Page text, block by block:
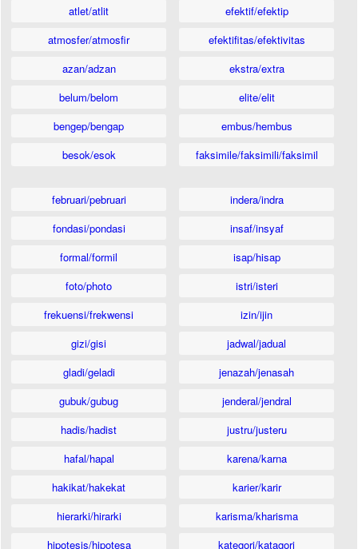
atlet/atlit
atmosfer/atmosfir
azan/adzan
belum/belom
bengep/bengap
besok/esok
efektif/efektip
efektifitas/efektivitas
ekstra/extra
elite/elit
embus/hembus
faksimile/faksimili/faksimil
februari/pebruari
fondasi/pondasi
formal/formil
foto/photo
frekuensi/frekwensi
gizi/gisi
gladi/geladi
gubuk/gubug
hadis/hadist
hafal/hapal
hakikat/hakekat
hierarki/hirarki
hipotesis/hipotesa
indera/indra
insaf/insyaf
isap/hisap
istri/isteri
izin/ijin
jadwal/jadual
jenazah/jenasah
jenderal/jendral
justru/justeru
karena/karna
karier/karir
karisma/kharisma
kategori/katagori